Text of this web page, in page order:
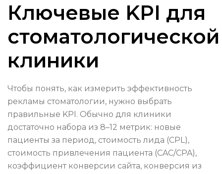
Ключевые KPI для
стоматологической
клиники
Чтобы понять, как измерить эффективность
рекламы стоматологии, нужно выбрать
правильные KPI. Обычно для клиники
достаточно набора из 8–12 метрик: новые
пациенты за период, стоимость лида (CPL),
стоимость привлечения пациента (CAC/CPA),
коэффициент конверсии сайта, конверсия из